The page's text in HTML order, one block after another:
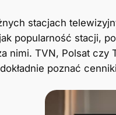
stacjach
popularność stacji,
nimi. TVN, Polsat czy
poznać